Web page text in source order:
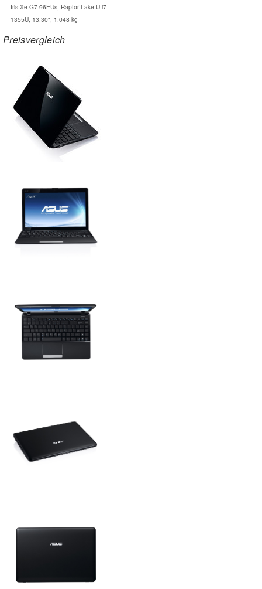
Iris Xe G7 96EUs, Raptor Lake-U i7-
1355U, 13.30", 1.048 kg
Preisvergleich